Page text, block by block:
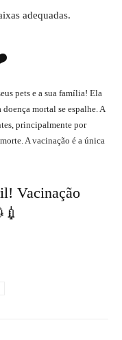
adequadas.
pets e a sua família! Ela
doença mortal se espalhe. A
principalmente por
A vacinação é a única
Vacinação